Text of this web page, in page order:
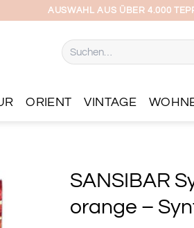
AUSWAHL AUS ÜBER 4.000
Suchen
nach:
ORIENT VINTAGE
SANSIBAR
orange –